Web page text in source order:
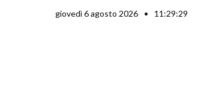
giovedì 6 agosto 2026 • 11:29:31